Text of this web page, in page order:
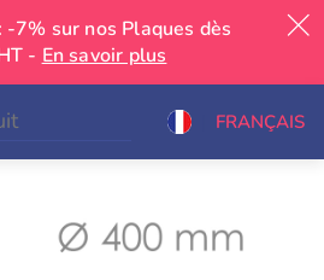
-7% sur nos Plaques dès
- En savoir plus
FRANÇAIS